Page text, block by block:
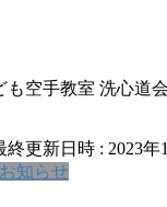
も空手教室 洗心道
終更新日時 : 2023年
お知らせ